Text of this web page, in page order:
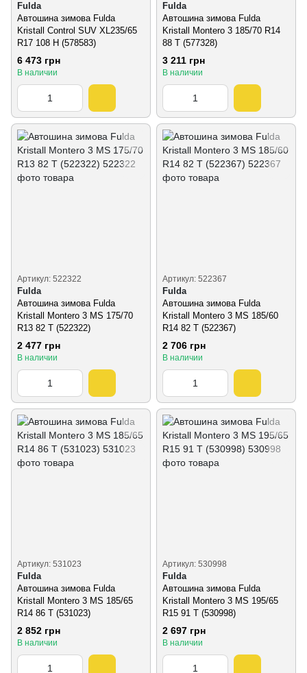
Fulda
Автошина зимова Fulda
Kristall Control SUV XL235/65
R17 108 H (578583)
6 473 грн
В наличии
Fulda
Автошина зимова Fulda
Kristall Montero 3 185/70 R14
88 T (577328)
3 211 грн
В наличии
Артикул: 522322
Fulda
Автошина зимова Fulda
Kristall Montero 3 MS 175/70
R13 82 T (522322)
2 477 грн
В наличии
Артикул: 522367
Fulda
Автошина зимова Fulda
Kristall Montero 3 MS 185/60
R14 82 T (522367)
2 706 грн
В наличии
Артикул: 531023
Fulda
Автошина зимова Fulda
Kristall Montero 3 MS 185/65
R14 86 T (531023)
2 852 грн
В наличии
Артикул: 530998
Fulda
Автошина зимова Fulda
Kristall Montero 3 MS 195/65
R15 91 T (530998)
2 697 грн
В наличии